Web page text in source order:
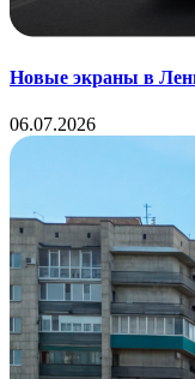
Новые экраны в
06.07.2026